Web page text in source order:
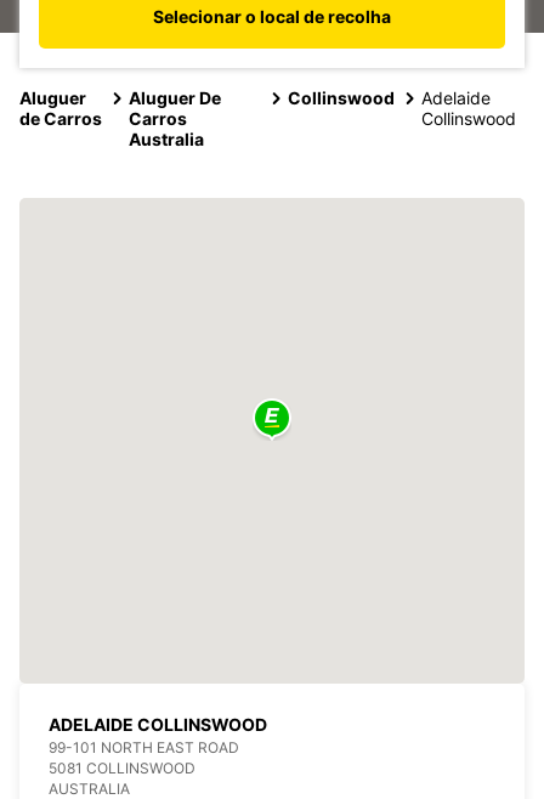
Selecionar o local de recolha
Aluguer
de Carros
Aluguer De
Carros
Australia
Collinswood
Adelaide
Collinswood
ADELAIDE COLLINSWOOD
99-101 NORTH EAST ROAD
5081 COLLINSWOOD
AUSTRALIA